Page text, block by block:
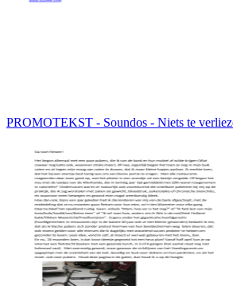
PROMOTEKST - Soundos - Niets te